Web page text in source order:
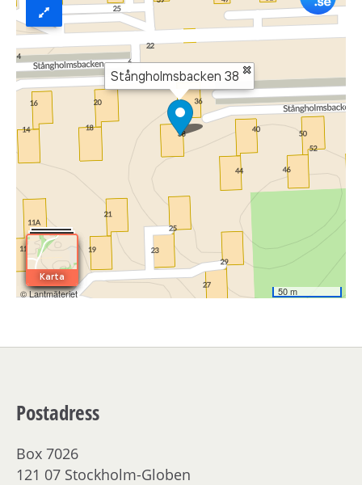
Postadress
Box 7026
121 07 Stockholm-Globen